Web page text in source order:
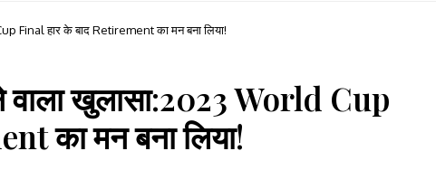
Final हार के बाद Retirement का मन बना लिया!
खुलासा:2023 World Cup
का मन बना लिया!